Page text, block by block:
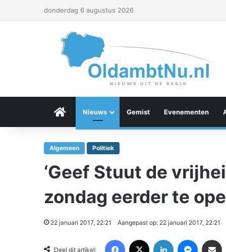
donderdag 6 augustus 2026
Menu Item
Nieuws Gemist Evenementen
Algemeen Politiek
‘Geef Stuut de
zondag eerder te
22 januari 2017, 22:21 Aangepast op: 22 januari 2017, 22:21
Deel dit artikel: